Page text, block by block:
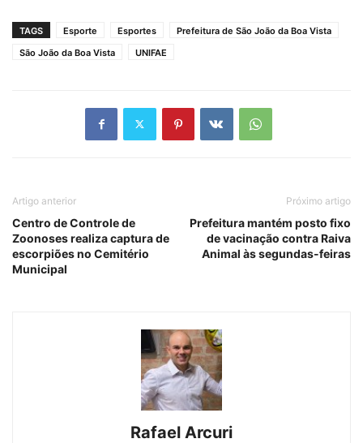
TAGS Esporte Esportes
Prefeitura de São João da Boa Vista
São João da Boa Vista
UNIFAE
Artigo anterior
Centro de Controle de
Zoonoses realiza captura de
escorpiões no Cemitério
Municipal
Próximo artigo
Prefeitura mantém posto fixo
de vacinação contra Raiva
Animal às segundas-feiras
Rafael Arcuri